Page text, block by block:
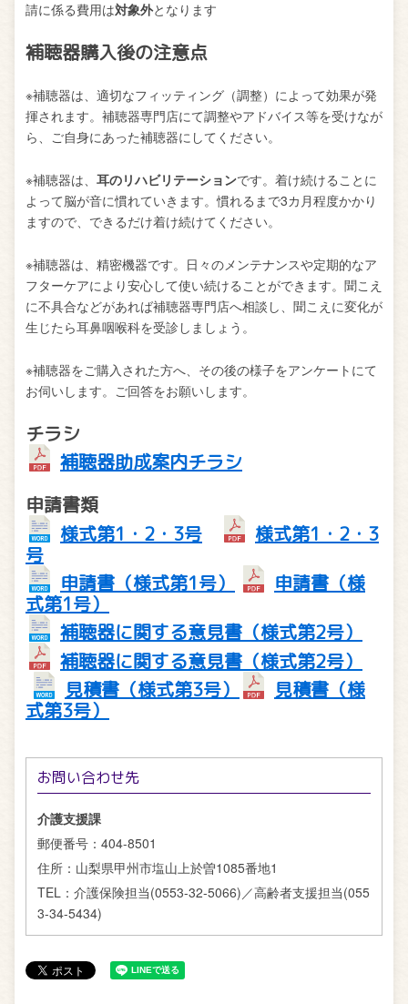
請に係る費用は対象外となります
補聴器購入後の注意点
※補聴器は、適切なフィッティング（調整）によって効果が発
揮されます。補聴器専門店にて調整やアドバイス等を受けなが
ら、ご自身にあった補聴器にしてください。
※補聴器は、 耳のリハビリテーションです。着け続けることに
よって脳が音に慣れていきます。慣れるまで3カ月程度かかり
ますので、できるだけ着け続けてください。
※補聴器は、精密機器です。日々のメンテナンスや定期的なア
フターケアにより安心して使い続けることができます。聞こえ
に不具合などがあれば補聴器専門店へ相談し、聞こえに変化が
生じたら耳鼻咽喉科を受診しましょう。
※補聴器をご購入された方へ、その後の様子をアンケートにて
お伺いします。ご回答をお願いします。
チラシ
補聴器助成案内チラシ
申請書類
様式第1・2・3号
様式第1・2・3
号
申請書（様式第1号）
申請書（様
式第1号）
補聴器に関する意見書（様式第2号）
補聴器に関する意見書（様式第2号）
見積書（様式第3号）
見積書（様
式第3号）
お問い合わせ先
介護支援課
郵便番号： 404-8501
住所： 山梨県甲州市塩山上於曽1085番地1
TEL： 介護保険担当(0553-32-5066)／高齢者支援担当(055
3-34-5434)